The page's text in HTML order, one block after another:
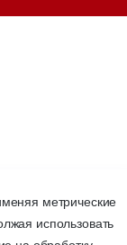
метрические
использовать